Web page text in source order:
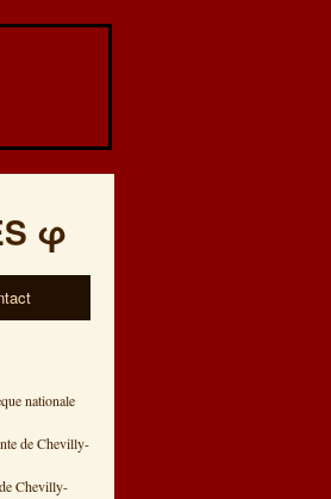
φ
nationale
de Chevilly-
Chevilly-